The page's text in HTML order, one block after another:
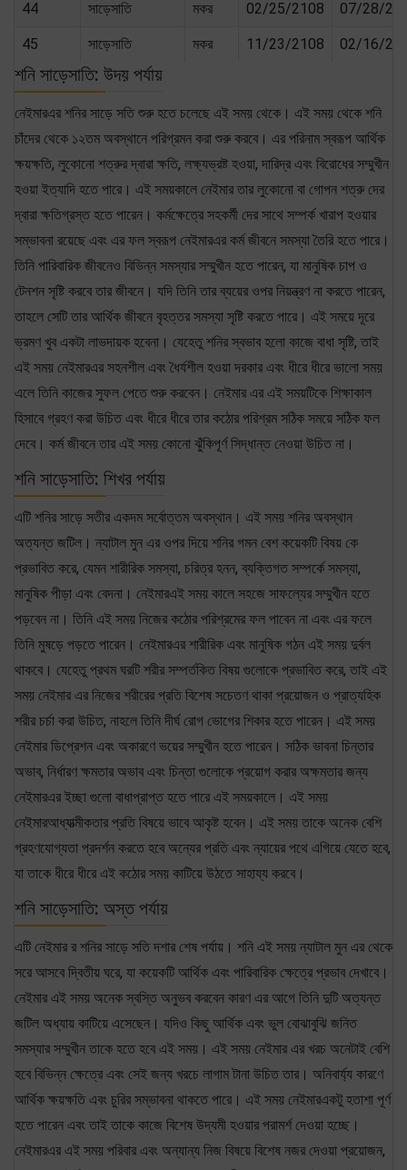
44 সাড়েসাতি মকর 02/25/2108 07/28/
45 সাড়েসাতি মকর 11/23/2108 02/16/
শনি সাড়েসাতি: উদয় পর্যায়
নেইমারএর শনির সাড়ে সতি শুরু হতে চলেছে এই সময় থেকে। এই সময় থেকে শনি
চাঁদের থেকে ১২তম অবস্থানে পরিগ্রমন করা শুরু করবে। এর পরিনাম স্বরূপ আর্থিক
ক্ষয়ক্ষতি, লুকোনো শত্রুর দ্বারা ক্ষতি, লক্ষ্যভ্রষ্ট হওয়া, দারিদ্র এবং বিরোধের সম্মুখীন
হওয়া ইত্যাদি হতে পারে। এই সময়কালে নেইমার তার লুকোনো বা গোপন শত্রু দের
দ্বারা ক্ষতিগ্রস্ত হতে পারেন। কর্মক্ষেত্রে সহকর্মী দের সাথে সম্পর্ক খারাপ হওয়ার
সম্ভাবনা রয়েছে এবং এর ফল স্বরূপ নেইমারএর কর্ম জীবনে সমস্যা তৈরি হতে পারে।
তিনি পারিবারিক জীবনেও বিভিন্ন সমস্যার সম্মুখীন হতে পারেন, যা মানুষিক চাপ ও
টেনশন সৃষ্টি করবে তার জীবনে। যদি তিনি তার ব্যয়ের ওপর নিয়ন্ত্রণ না করতে পারেন,
তাহলে সেটি তার আর্থিক জীবনে বৃহত্তর সমস্যা সৃষ্টি করতে পারে। এই সময়ে দূরে
ভ্রমণ খুব একটা লাভদায়ক হবেনা। যেহেতু শনির স্বভাব হলো কাজে বাধা সৃষ্টি, তাই
এই সময় নেইমারএর সহনশীল এবং ধৈর্যশীল হওয়া দরকার এবং ধীরে ধীরে ভালো সময়
এলে তিনি কাজের সুফল পেতে শুরু করবেন। নেইমার এর এই সময়টিকে শিক্ষাকাল
হিসাবে গ্রহণ করা উচিত এবং ধীরে ধীরে তার কঠোর পরিশ্রম সঠিক সময়ে সঠিক ফল
দেবে। কর্ম জীবনে তার এই সময় কোনো ঝুঁকিপূর্ণ সিদ্ধান্ত নেওয়া উচিত না।
শনি সাড়েসাতি: শিখর পর্যায়
এটি শনির সাড়ে সতীর একদম সর্বোত্তম অবস্থান। এই সময় শনির অবস্থান
অত্যন্ত জটিল। ন্যাটাল মুন এর ওপর দিয়ে শনির গমন বেশ কয়েকটি বিষয় কে
প্রভাবিত করে, যেমন শারীরিক সমস্যা, চরিত্র হনন, ব্যক্তিগত সম্পর্কে সমস্যা,
মানুষিক পীড়া এবং বেদনা। নেইমারএই সময় কালে সহজে সাফল্যের সম্মুখীন হতে
পড়বেন না। তিনি এই সময় নিজের কঠোর পরিশ্রমের ফল পাবেন না এবং এর ফলে
তিনি মুষড়ে পড়তে পারেন। নেইমারএর শারীরিক এবং মানুষিক গঠন এই সময় দুর্বল
থাকবে। যেহেতু প্রথম ঘরটি শরীর সম্পর্তকিত বিষয় গুলোকে প্রভাবিত করে, তাই এই
সময় নেইমার এর নিজের শরীরের প্রতি বিশেষ সচেতণ থাকা প্রয়োজন ও প্রাত্যহিক
শরীর চর্চা করা উচিত, নাহলে তিনি দীর্ঘ রোগ ভোগের শিকার হতে পারেন। এই সময়
নেইমার ডিপ্রেশন এবং অকারণে ভয়ের সম্মুখীন হতে পারেন। সঠিক ভাবনা চিন্তার
অভাব, নির্ধারণ ক্ষমতার অভাব এবং চিন্তা গুলোকে প্রয়োগ করার অক্ষমতার জন্য
নেইমারএর ইচ্ছা গুলো বাধাপ্রাপ্ত হতে পারে এই সময়কালে। এই সময়
নেইমারআধ্যাত্মীকতার প্রতি বিষয়ে ভাবে আকৃষ্ট হবেন। এই সময় তাকে অনেক বেশি
গ্রহণযোগ্যতা প্রদর্শন করতে হবে অন্যের প্রতি এবং ন্যায়ের পথে এগিয়ে যেতে হবে,
যা তাকে ধীরে ধীরে এই কঠোর সময় কাটিয়ে উঠতে সাহায্য করবে।
শনি সাড়েসাতি: অস্ত পর্যায়
এটি নেইমার র শনির সাড়ে সতি দশার শেষ পর্যায়। শনি এই সময় ন্যাটাল মুন এর থেকে
সরে আসবে দ্বিতীয় ঘরে, যা কয়েকটি আর্থিক এবং পারিবারিক ক্ষেত্রে প্রভাব দেখাবে।
নেইমার এই সময় অনেক স্বস্তি অনুভব করবেন কারণ এর আগে তিনি দুটি অত্যন্ত
জটিল অধ্যায় কাটিয়ে এসেছেন। যদিও কিছু আর্থিক এবং ভুল বোঝাবুঝি জনিত
সমস্যার সম্মুখীন তাকে হতে হবে এই সময়। এই সময় নেইমার এর খরচ অনেটাই বেশি
হবে বিভিন্ন ক্ষেত্রে এবং সেই জন্য খরচে লাগাম টানা উচিত তার। অনিবার্য্য কারণে
আর্থিক ক্ষয়ক্ষতি এবং চুরির সম্ভাবনা থাকতে পারে। এই সময় নেইমারএকটু হতাশা পূর্ণ
হতে পারেন এবং তাই তাকে কাজে বিশেষ উদ্যমী হওয়ার পরামর্শ দেওয়া হচ্ছে।
নেইমারএর এই সময় পরিবার এবং অন্যান্য নিজ বিষয়ে বিশেষ নজর দেওয়া প্রয়োজন,